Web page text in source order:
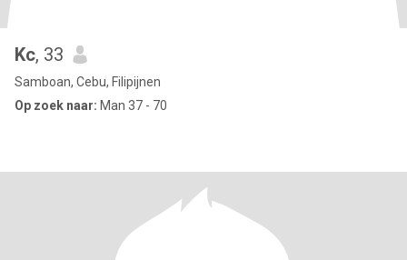
Kc, 33
Samboan, Cebu, Filipijnen
Op zoek naar: Man 37 - 70